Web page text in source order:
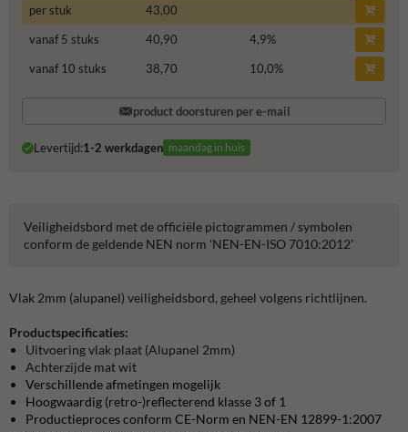
per stuk
43,00
vanaf 5 stuks
40,90 4,9%
vanaf 10 stuks
38,70 10,0%
product doorsturen per e-mail
Levertijd:1-2 werkdagen maandag in huis
Veiligheidsbord met de officiële pictogrammen / symbolen
conform de geldende NEN norm 'NEN-EN-ISO 7010:2012'
Vlak 2mm (alupanel) veiligheidsbord, geheel volgens richtlijnen.
Productspecificaties:
Uitvoering vlak plaat (Alupanel 2mm)
Achterzijde mat wit
Verschillende afmetingen mogelijk
Hoogwaardig (retro-)reflecterend klasse 3 of 1
Productieproces conform CE-Norm en NEN-EN 12899-1:2007